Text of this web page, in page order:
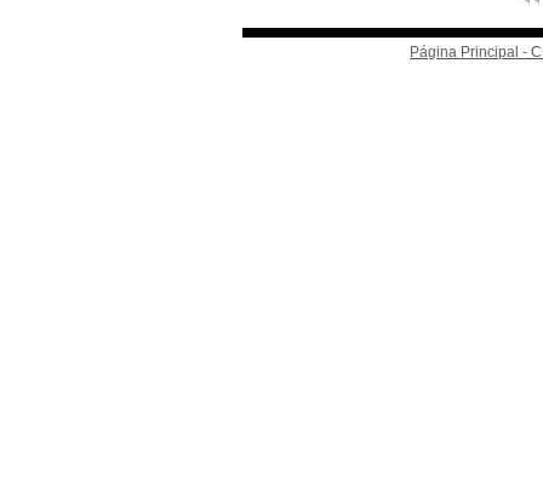
Página Principal -